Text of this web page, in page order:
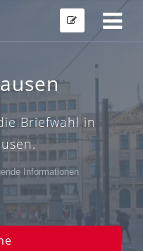
Briefwahl in
Informationen